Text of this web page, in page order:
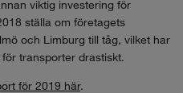
viktig investering för
ställa om företagets
och Limburg till tåg, vilket har
transporter drastiskt.
för 2019 här.